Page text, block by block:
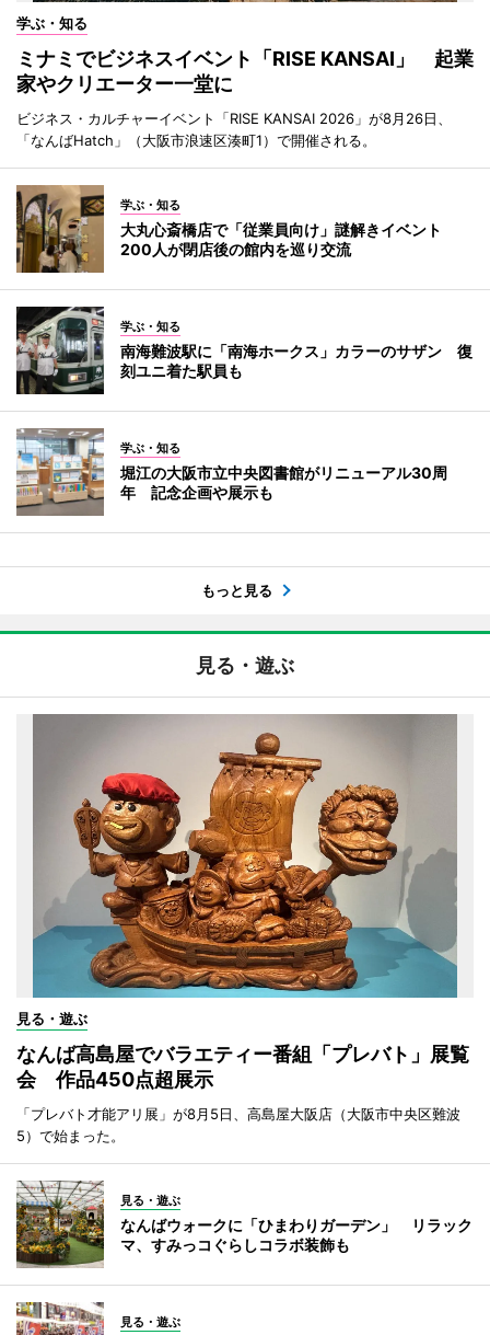
学ぶ・知る
ミナミでビジネスイベント「RISE KANSAI」 起業
家やクリエーター一堂に
ビジネス・カルチャーイベント「RISE KANSAI 2026」が8月26日、
「なんばHatch」（大阪市浪速区湊町1）で開催される。
学ぶ・知る
大丸心斎橋店で「従業員向け」謎解きイベント
200人が閉店後の館内を巡り交流
学ぶ・知る
南海難波駅に「南海ホークス」カラーのサザン 復
刻ユニ着た駅員も
学ぶ・知る
堀江の大阪市立中央図書館がリニューアル30周
年 記念企画や展示も
もっと見る
見る・遊ぶ
見る・遊ぶ
なんば高島屋でバラエティー番組「プレバト」展覧
会 作品450点超展示
「プレバト才能アリ展」が8月5日、高島屋大阪店（大阪市中央区難波
5）で始まった。
見る・遊ぶ
なんばウォークに「ひまわりガーデン」 リラック
マ、すみっコぐらしコラボ装飾も
見る・遊ぶ